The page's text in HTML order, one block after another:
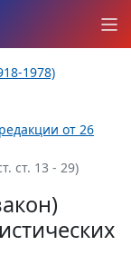
1978)
от 26
ст. 13 - 29)